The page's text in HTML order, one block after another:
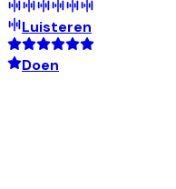
Luisteren
Doen